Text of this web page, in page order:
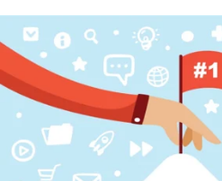
Français